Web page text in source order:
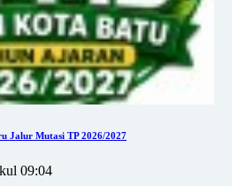
Jalur Mutasi TP 2026/2027
09:04